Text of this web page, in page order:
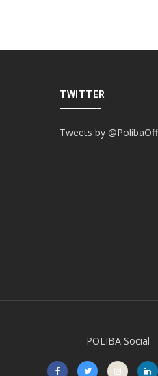
TWITTER
Tweets by
POLIBA Social